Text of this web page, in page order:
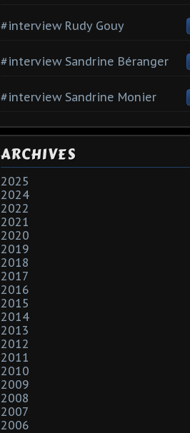
#interview Rudy Gouy
#interview Sandrine Béranger
#interview Sandrine Monier
ARCHIVES
2025
2024
2022
2021
2020
2019
2018
2017
2016
2015
2014
2013
2012
2011
2010
2009
2008
2007
2006